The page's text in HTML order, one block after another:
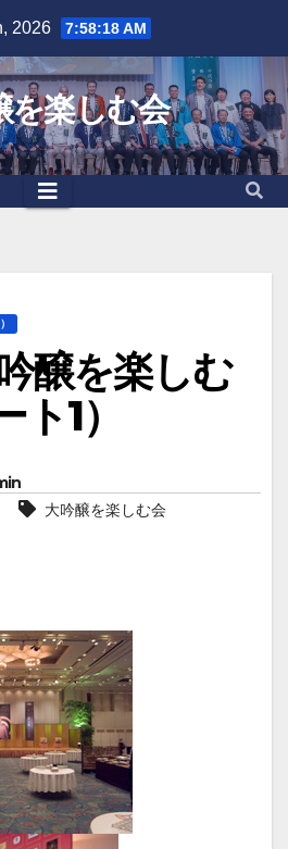
2026 7:58:19 AM
を楽しむ会
醸を楽しむ
1）
大吟醸を楽しむ会